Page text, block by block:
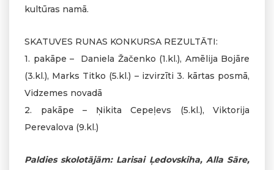
kultūras namā.
SKATUVES RUNAS KONKURSA REZULTĀTI:
1. pakāpe – Daniela Žačenko (1.kl.), Amēlija Bojāre
(3.kl.), Marks Titko (5.kl.) – izvirzīti 3. kārtas posmā,
Vidzemes novadā
2. pakāpe – Ņikita Cepeļevs (5.kl.), Viktorija
Perevalova (9.kl.)
Paldies skolotājām: Larisai Ļedovskiha, Alla Sāre,